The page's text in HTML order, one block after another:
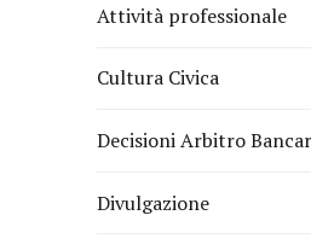
Attività professionale
Cultura Civica
Decisioni Arbitro
Divulgazione